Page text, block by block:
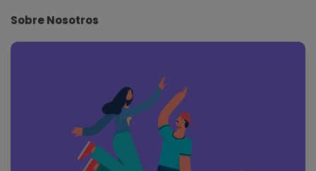
Sobre Nosotros